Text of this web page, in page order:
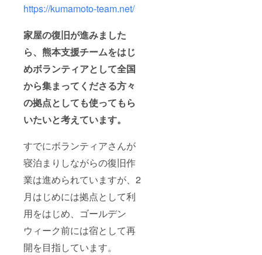
https://kumamoto-team.net/
家屋の復旧が進みました
ら、熊本支援チームをはじ
めボランティアとして全国
から集まってくださる方々
の拠点としても使ってもら
いたいと考えています。
すでにボランティアさんが
寝泊まりしながらの復旧作
業は進められていますが、2
月はじめには拠点として利
用をはじめ、ゴールデン
ウィーク前には宿として再
開を目指しています。